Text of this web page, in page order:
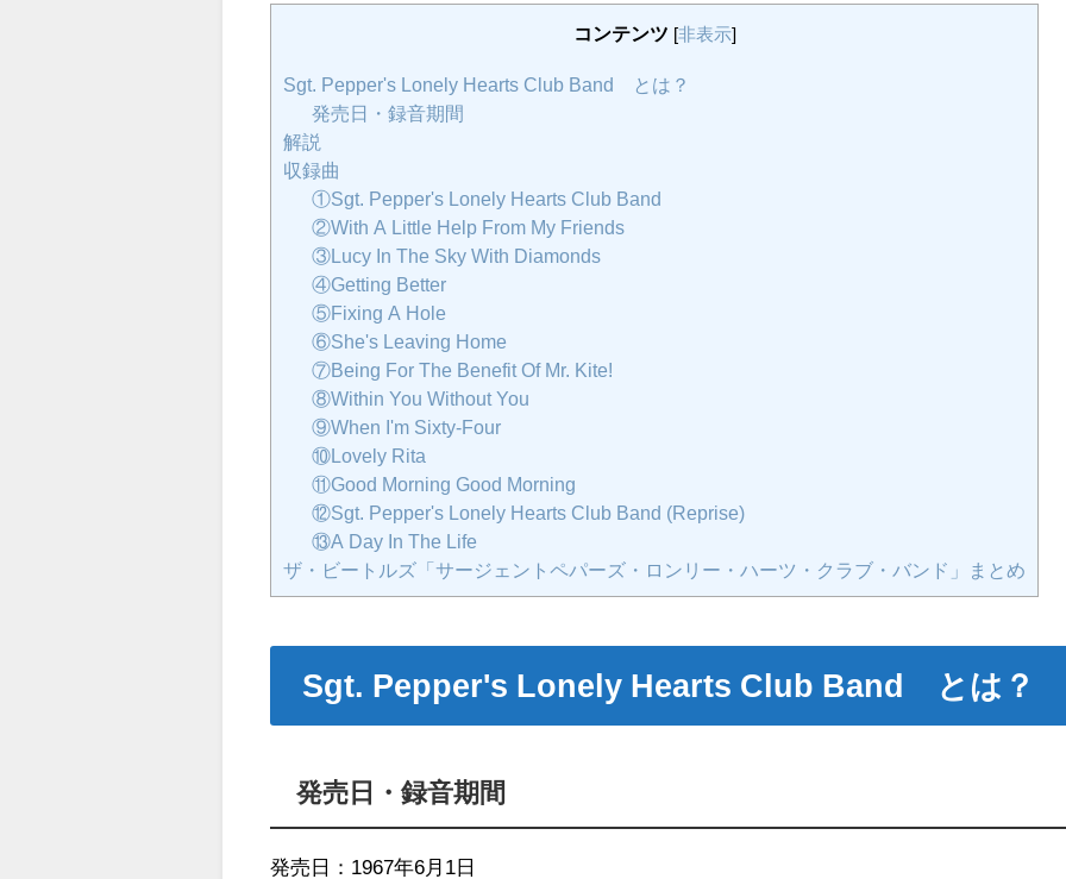
コンテンツ 非表示]
Sgt. Pepper's Lonely Hearts Club Band とは？
発売日・録音期間
解説
収録曲
①Sgt. Pepper's Lonely Hearts Club Band
②With A Little Help From My Friends
③Lucy In The Sky With Diamonds
④Getting Better
⑤Fixing A Hole
⑥She's Leaving Home
⑦Being For The Benefit Of Mr. Kite!
⑧Within You Without You
⑨When I'm Sixty-Four
⑩Lovely Rita
⑪Good Morning Good Morning
⑫Sgt. Pepper's Lonely Hearts Club Band (Reprise)
⑬A Day In The Life
ザ・ビートルズ「サージェントペパーズ・ロンリー・ハーツ・クラブ・バンド」まとめ
Sgt. Pepper's Lonely Hearts Club Band とは？
発売日・録音期間
発売日：1967年6月1日